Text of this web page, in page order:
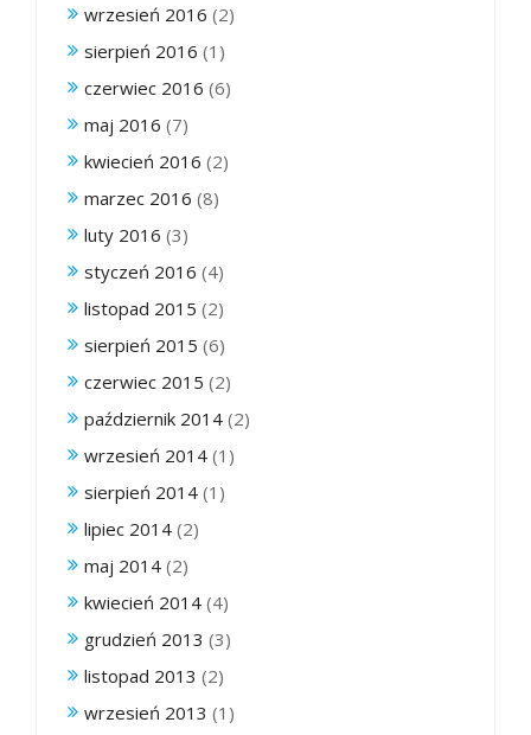
wrzesień 2016 (2)
sierpień 2016 (1)
czerwiec 2016 (6)
maj 2016 (7)
kwiecień 2016 (2)
marzec 2016 (8)
luty 2016 (3)
styczeń 2016 (4)
listopad 2015 (2)
sierpień 2015 (6)
czerwiec 2015 (2)
październik 2014 (2)
wrzesień 2014 (1)
sierpień 2014 (1)
lipiec 2014 (2)
maj 2014 (2)
kwiecień 2014 (4)
grudzień 2013 (3)
listopad 2013 (2)
wrzesień 2013 (1)